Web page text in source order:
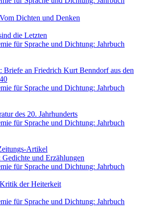
Dichten und Denken
die Letzten
für Sprache und Dichtung: Jahrbuch
Briefe an Friedrich Kurt Benndorf aus den
für Sprache und Dichtung: Jahrbuch
des 20. Jahrhunderts
für Sprache und Dichtung: Jahrbuch
Artikel
und Erzählungen
für Sprache und Dichtung: Jahrbuch
der Heiterkeit
für Sprache und Dichtung: Jahrbuch